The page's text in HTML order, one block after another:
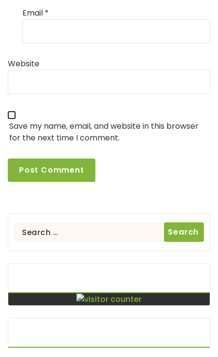
Email *
Website
Save my name, email, and website in this browser
for the next time I comment.
Search